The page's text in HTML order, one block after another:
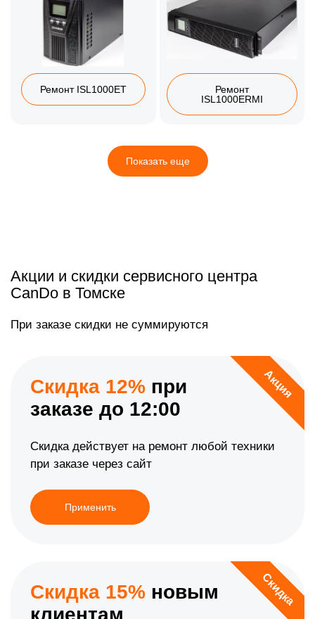
Ремонт ISL1000ET
Ремонт
ISL1000ERMI
Показать еще
Акции и скидки сервисного центра
CanDo в Томске
При заказе скидки не суммируются
Акция
Скидка 12% при
заказе до 12:00
Скидка действует на ремонт любой техники
при заказе через сайт
Применить
Скидка
Скидка 15% новым
клиентам